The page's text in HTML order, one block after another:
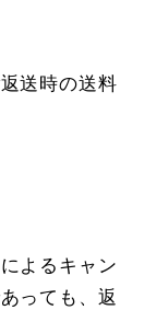
送時の送料
よるキャン
っても、返